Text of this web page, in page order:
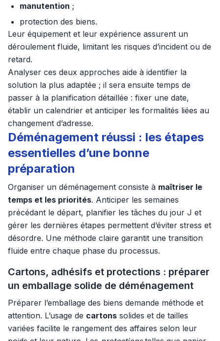
manutention ;
protection des biens.
Leur équipement et leur expérience assurent un
déroulement fluide, limitant les risques d’incident ou de
retard.
Analyser ces deux approches aide à identifier la
solution la plus adaptée ; il sera ensuite temps de
passer à la planification détaillée : fixer une date,
établir un calendrier et anticiper les formalités liées au
changement d’adresse.
Déménagement réussi : les étapes
essentielles d’une bonne
préparation
Organiser un déménagement consiste à maîtriser le
temps et les priorités. Anticiper les semaines
précédant le départ, planifier les tâches du jour J et
gérer les dernières étapes permettent d’éviter stress et
désordre. Une méthode claire garantit une transition
fluide entre chaque phase du processus.
Cartons, adhésifs et protections : préparer
un emballage solide de déménagement
Préparer l’emballage des biens demande méthode et
attention. L’usage de cartons solides et de tailles
variées facilite le rangement des affaires selon leur